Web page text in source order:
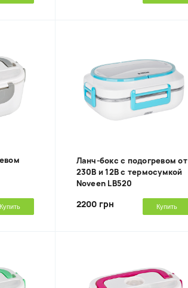
Купить
Ланч-бокс с подогревом от
230В и 12В с термосумкой
Noveen LB520
2200 грн Купить